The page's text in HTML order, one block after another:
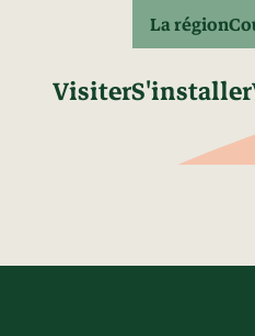
La région
VisiterS'installer